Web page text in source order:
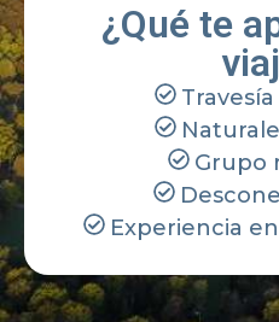
¿Qué te
Grupo
Experiencia